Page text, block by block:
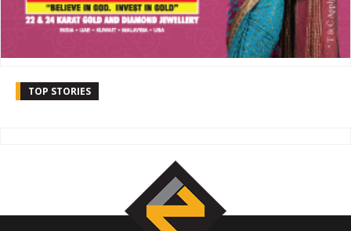
TOP STORIES